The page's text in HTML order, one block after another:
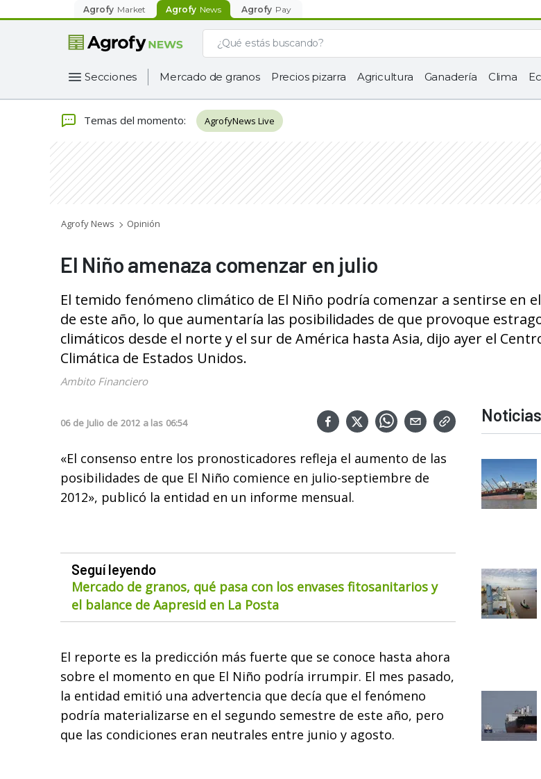
Agrofy Market Agrofy News Agrofy Pay
Secciones Mercado de granos Precios pizarra Agricultura Ganadería Clima
Temas del momento: AgrofyNews Live
Agrofy News Opinión
El Niño amenaza comenzar en julio
El temido fenómeno climático de El Niño podría comenzar a sentirse en
de este año, lo que aumentaría las posibilidades de que provoque
climáticos desde el norte y el sur de América hasta Asia, dijo ayer el
Climática de Estados Unidos.
Ambito Financiero
06 de Julio de 2012 a las 06:54
«El consenso entre los pronosticadores refleja el aumento de las
posibilidades de que El Niño comience en julio-septiembre de
2012», publicó la entidad en un informe mensual.
Seguí leyendo
Mercado de granos, qué pasa con los envases fitosanitarios y
el balance de Aapresid en La Posta
El reporte es la predicción más fuerte que se conoce hasta ahora
sobre el momento en que El Niño podría irrumpir. El mes pasado,
la entidad emitió una advertencia que decía que el fenómeno
podría materializarse en el segundo semestre de este año, pero
que las condiciones eran neutrales entre junio y agosto.